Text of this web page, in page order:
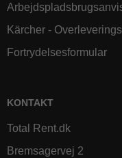
Kärcher -
Fortrydelsesformular
KONTAKT
Total Rent.dk
Bremsagervej 2